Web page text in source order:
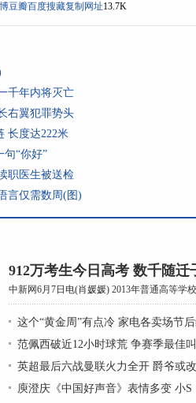
豆瓣百度搜藏复制网址13.7K
千年内将灭亡
右翼犯罪势头
长度达222米
句“你好”
职医生被送检
言仅需数周(图)
912万考生今日高考 数千随迁
中新网6月7日电(肖媛媛) 2013年普通高等学
这个“黄金周”有点冷 家电各卖场节
范佩西破近12小时球荒 争赛季最佳
英超最后六战曼联火力全开 爵爷或
庾澄庆《中国好声音》表情多变 小